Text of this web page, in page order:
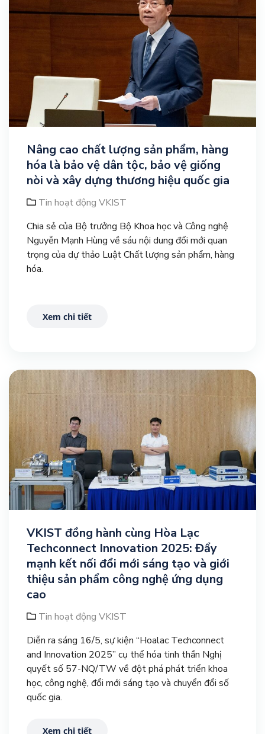
Nâng cao chất lượng sản phẩm, hàng
hóa là bảo vệ dân tộc, bảo vệ giống
nòi và xây dựng thương hiệu quốc gia
Tin hoạt động VKIST
Chia sẻ của Bộ trưởng Bộ Khoa học và Công nghệ
Nguyễn Mạnh Hùng về sáu nội dung đổi mới quan
trọng của dự thảo Luật Chất lượng sản phẩm, hàng
hóa.
Xem chi tiết
VKIST đồng hành cùng Hòa Lạc
Techconnect Innovation 2025: Đẩy
mạnh kết nối đổi mới sáng tạo và giới
thiệu sản phẩm công nghệ ứng dụng
cao
Tin hoạt động VKIST
Diễn ra sáng 16/5, sự kiện “Hoalac Techconnect
and Innovation 2025” cụ thể hóa tinh thần Nghị
quyết số 57-NQ/TW về đột phá phát triển khoa
học, công nghệ, đổi mới sáng tạo và chuyển đổi số
quốc gia.
Xem chi tiết